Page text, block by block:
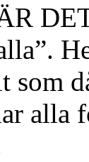
som
alla